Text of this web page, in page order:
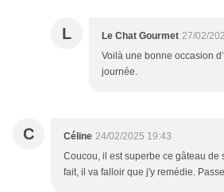
L Le Chat Gourmet 27/02/
Voilà une bonne occasion
journée.
C Céline 24/02/2025 19:43
Coucou, il est superbe ce gâteau de
fait, il va falloir que j'y remédie.